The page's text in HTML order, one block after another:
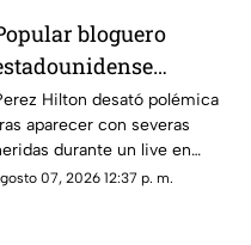
bloguero
con severas
en un LIVE;
interacción?
Hilton desató polémica
aparecer con severas
durante un live en
El video abrió un
07, 2026 12:37 p. m.